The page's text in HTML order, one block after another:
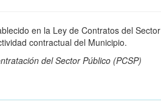
en la Ley de Contratos del Sector
contractual del Municipio.
del Sector Público(PCSP)